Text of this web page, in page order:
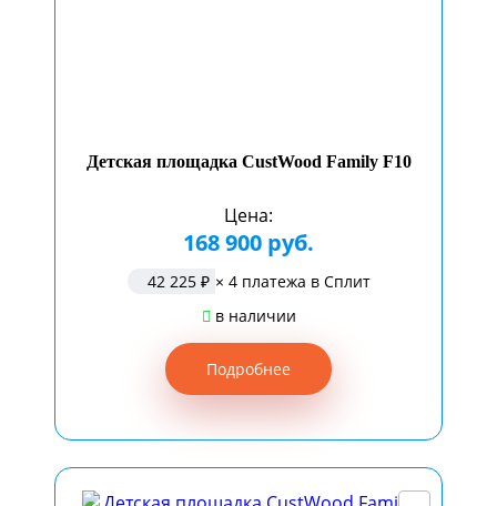
Детская площадка CustWood Family F10
Цена:
168 900 руб.
42 225 ₽ × 4 платежа в Сплит
в наличии
Подробнее